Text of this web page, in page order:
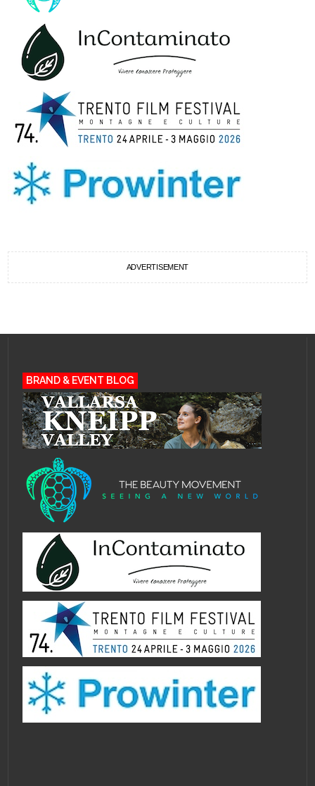
ADVERTISEMENT
BRAND & EVENT BLOG